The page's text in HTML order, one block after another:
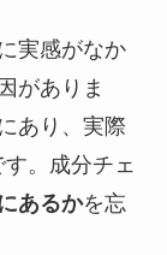
実感がなか
がありま
あり、実際
。成分チェ
あるかを忘